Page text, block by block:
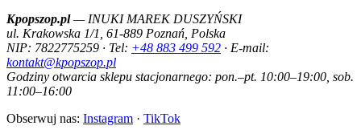
Kpopszop.pl— INUKI MAREK DUSZYŃSKI
ul. Krakowska 1/1, 61-889 Poznań, Polska
NIP: 7822775259 · Tel: +48 883 499 592 · E-mail:
kontakt@kpopszop.pl
Godziny otwarcia sklepu stacjonarnego: pon.–pt. 10:00–19:00, sob.
11:00–16:00
Obserwuj nas: Instagram · TikTok